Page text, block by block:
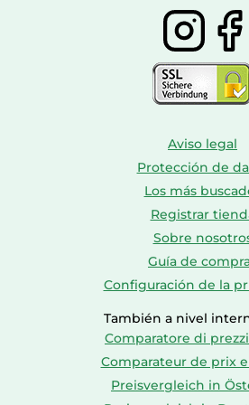
Aviso legal
Protección de
Los más
Registrar
Sobre
Guía de
Configuración de la
También a nivel
Comparatore di
Comparateur de prix
Preisvergleich in